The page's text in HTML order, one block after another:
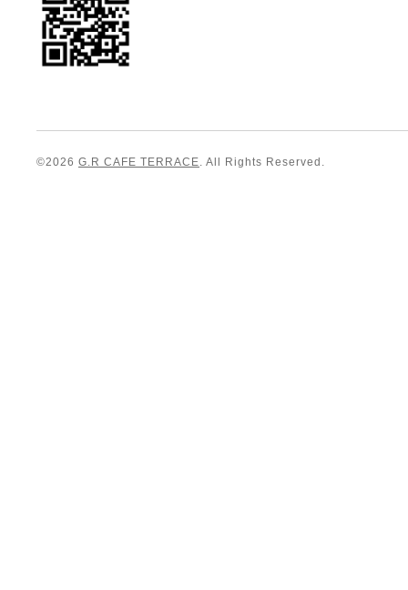
©2026 G.R CAFE TERRACE. All Rights Reserved.